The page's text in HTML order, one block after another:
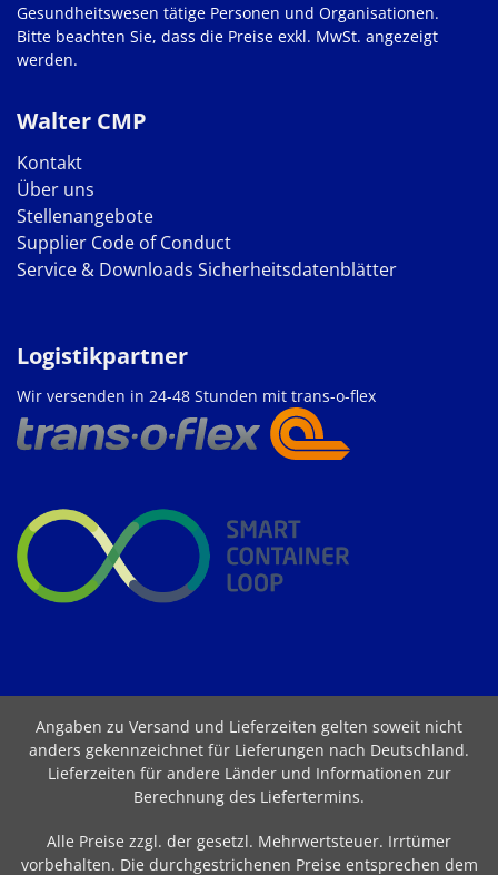
Walter CMP
Kontakt
Über uns
Stellenangebote
Supplier Code of Conduct
Service & Downloads Sicherheitsdatenblätter
Gesundheitswesen tätige Personen und Organisationen.
Bitte beachten Sie, dass die Preise exkl. MwSt. angezeigt
werden.
Logistikpartner
Wir versenden in 24-48 Stunden mit trans-o-flex
Angaben zu Versand und Lieferzeiten gelten soweit nicht
anders gekennzeichnet für Lieferungen nach Deutschland.
Lieferzeiten für andere Länder und Informationen zur
Berechnung des Liefertermins.
Alle Preise zzgl. der gesetzl. Mehrwertsteuer. Irrtümer
vorbehalten. Die durchgestrichenen Preise entsprechen dem